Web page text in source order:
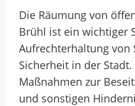
Die Räumung von
Brühl ist ein wichtiger
Aufrechterhaltung von
Sicherheit in der
Maßnahmen zur
und sonstigen